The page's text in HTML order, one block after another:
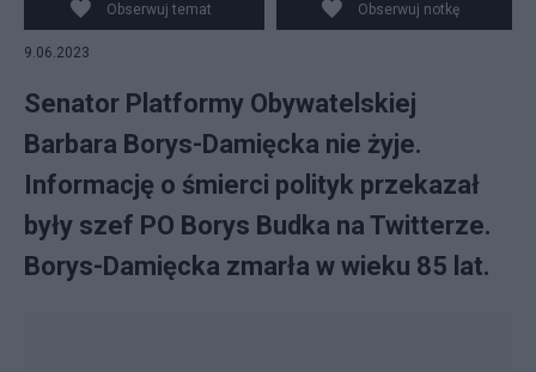
Obserwuj temat Obserwuj notkę
9.06.2023
Senator Platformy Obywatelskiej
Barbara Borys-Damięcka nie żyje.
Informację o śmierci polityk przekazał
były szef PO Borys Budka na Twitterze.
Borys-Damięcka zmarła w wieku 85 lat.